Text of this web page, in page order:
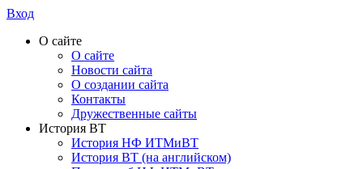
Вход
О сайте
О сайте
Новости сайта
О создании сайта
Контакты
Дружественные сайты
История ВТ
История НФ ИТМиВТ
История ВТ (на английском)